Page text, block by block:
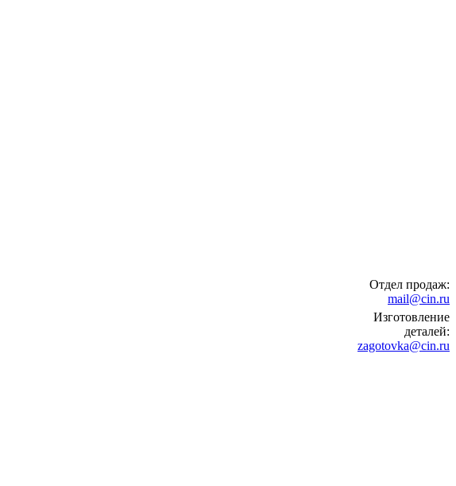
Отдел продаж:
mail@cin.ru
Изготовление
деталей:
zagotovka@cin.ru